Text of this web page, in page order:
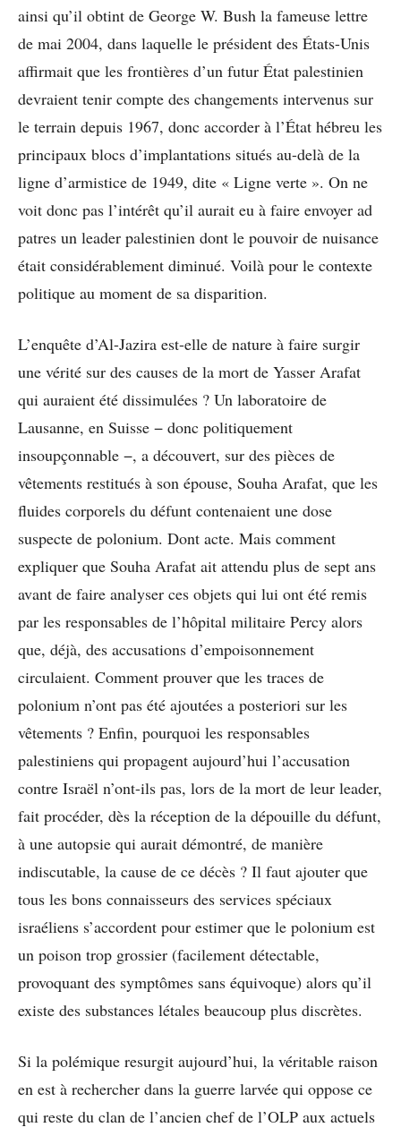
ainsi qu’il obtint de George W. Bush la fameuse lettre
de mai 2004, dans laquelle le président des États-Unis
affirmait que les frontières d’un futur État palestinien
devraient tenir compte des changements intervenus sur
le terrain depuis 1967, donc accorder à l’État hébreu les
principaux blocs d’implantations situés au-delà de la
ligne d’armistice de 1949, dite « Ligne verte ». On ne
voit donc pas l’intérêt qu’il aurait eu à faire envoyer ad
patres un leader palestinien dont le pouvoir de nuisance
était considérablement diminué. Voilà pour le contexte
politique au moment de sa disparition.
L’enquête d’Al-Jazira est-elle de nature à faire surgir
une vérité sur des causes de la mort de Yasser Arafat
qui auraient été dissimulées ? Un laboratoire de
Lausanne, en Suisse − donc politiquement
insoupçonnable −, a découvert, sur des pièces de
vêtements restitués à son épouse, Souha Arafat, que les
fluides corporels du défunt contenaient une dose
suspecte de polonium. Dont acte. Mais comment
expliquer que Souha Arafat ait attendu plus de sept ans
avant de faire analyser ces objets qui lui ont été remis
par les responsables de l’hôpital militaire Percy alors
que, déjà, des accusations d’empoisonnement
circulaient. Comment prouver que les traces de
polonium n’ont pas été ajoutées a posteriori sur les
vêtements ? Enfin, pourquoi les responsables
palestiniens qui propagent aujourd’hui l’accusation
contre Israël n’ont-ils pas, lors de la mort de leur leader,
fait procéder, dès la réception de la dépouille du défunt,
à une autopsie qui aurait démontré, de manière
indiscutable, la cause de ce décès ? Il faut ajouter que
tous les bons connaisseurs des services spéciaux
israéliens s’accordent pour estimer que le polonium est
un poison trop grossier (facilement détectable,
provoquant des symptômes sans équivoque) alors qu’il
existe des substances létales beaucoup plus discrètes.
Si la polémique resurgit aujourd’hui, la véritable raison
en est à rechercher dans la guerre larvée qui oppose ce
qui reste du clan de l’ancien chef de l’OLP aux actuels